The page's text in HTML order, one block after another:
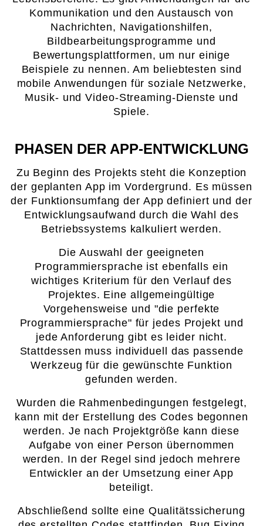
Kommunikation und den Austausch von
Nachrichten, Navigationshilfen,
Bildbearbeitungsprogramme und
Bewertungsplattformen, um nur einige
Beispiele zu nennen. Am beliebtesten sind
mobile Anwendungen für soziale Netzwerke,
Musik- und Video-Streaming-Dienste und
Spiele.
PHASEN DER APP-ENTWICKLUNG
Zu Beginn des Projekts steht die Konzeption
der geplanten App im Vordergrund. Es müssen
der Funktionsumfang der App definiert und der
Entwicklungsaufwand durch die Wahl des
Betriebssystems kalkuliert werden.
Die Auswahl der geeigneten
Programmiersprache ist ebenfalls ein
wichtiges Kriterium für den Verlauf des
Projektes. Eine allgemeingültige
Vorgehensweise und "die perfekte
Programmiersprache" für jedes Projekt und
jede Anforderung gibt es leider nicht.
Stattdessen muss individuell das passende
Werkzeug für die gewünschte Funktion
gefunden werden.
Wurden die Rahmenbedingungen festgelegt,
kann mit der Erstellung des Codes begonnen
werden. Je nach Projektgröße kann diese
Aufgabe von einer Person übernommen
werden. In der Regel sind jedoch mehrere
Entwickler an der Umsetzung einer App
beteiligt.
Abschließend sollte eine Qualitätssicherung